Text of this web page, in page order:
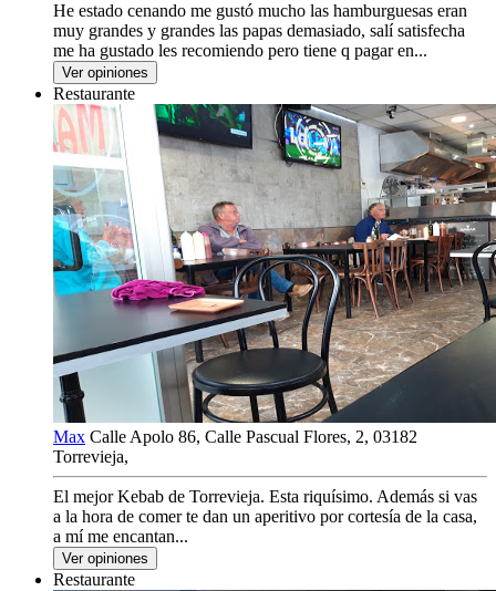
He estado cenando me gustó mucho las hamburguesas eran
muy grandes y grandes las papas demasiado, salí satisfecha
me ha gustado les recomiendo pero tiene q pagar en...
Ver opiniones
Restaurante
Max Calle Apolo 86, Calle Pascual Flores, 2, 03182
Torrevieja,
El mejor Kebab de Torrevieja. Esta riquísimo. Además si vas
a la hora de comer te dan un aperitivo por cortesía de la casa,
a mí me encantan...
Ver opiniones
Restaurante